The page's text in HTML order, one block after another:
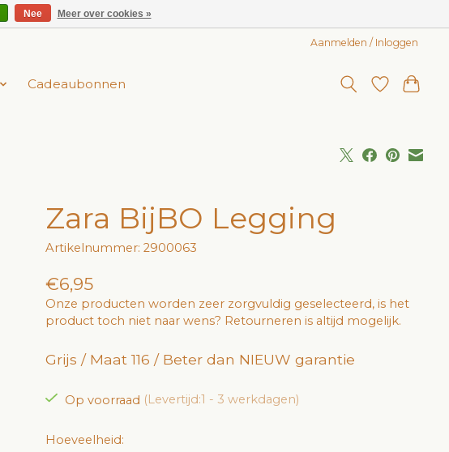
Aanmelden / Inloggen
Cadeaubonnen
Zara BijBO Legging
Artikelnummer: 2900063
€6,95
Onze producten worden zeer zorgvuldig geselecteerd, is het
product toch niet naar wens? Retourneren is altijd mogelijk.
Grijs / Maat 116 / Beter dan NIEUW garantie
Op voorraad (Levertijd:1 - 3 werkdagen)
Hoeveelheid:
Nee Meer over cookies »